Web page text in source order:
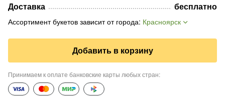
Доставка бесплатно
Ассортимент букетов зависит от города: Красноярск
Добавить в корзину
Принимаем к оплате банковские карты любых стран: